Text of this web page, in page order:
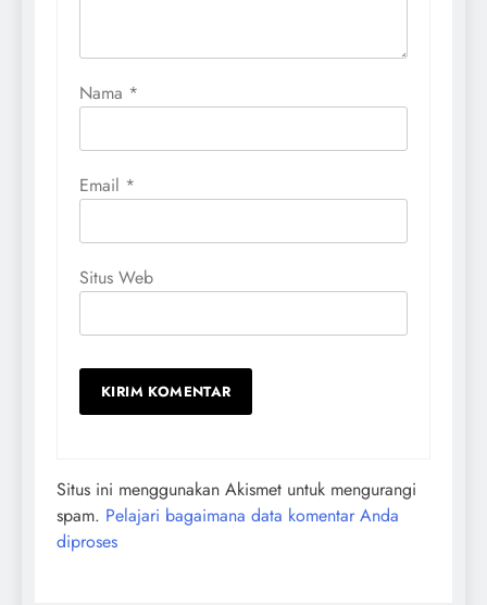
Nama *
Email *
Situs Web
Situs ini menggunakan Akismet untuk mengurangi
spam. Pelajari bagaimana data komentar Anda
diproses